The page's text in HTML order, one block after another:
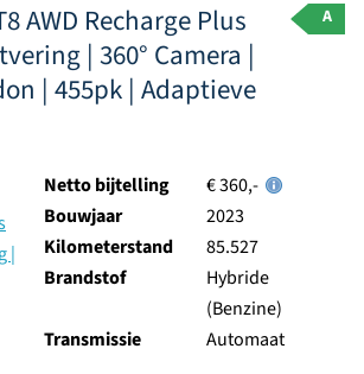
AWD Recharge Plus
| 360° Camera |
| 455pk | Adaptieve
A
Netto bijtelling
€ 360,-
Bouwjaar
2023
Kilometerstand
85.527
Brandstof
Hybride
(Benzine)
Transmissie
Automaat